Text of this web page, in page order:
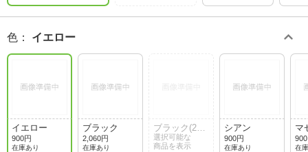
色 ： イエロー
イエロー
900円
在庫あり
ブラック
2,060円
在庫あり
ブラック(2個
パック)
選択可能な
商品を表示
シアン
900円
在庫あり
マ
在